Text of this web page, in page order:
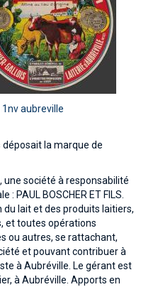
déposait la marque de
une société à responsabilité
PAUL BOSCHER ET FILS.
lait et des produits laitiers,
et toutes opérations
ou autres, se rattachant,
et pouvant contribuer à
à Aubréville. Le gérant est
à Aubréville. Apports en